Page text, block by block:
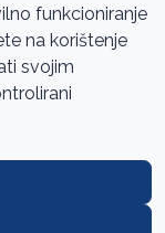
funkcioniranje
na korištenje
svojim